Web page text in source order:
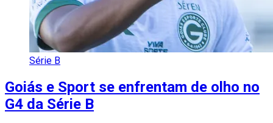
Série B
Goiás e Sport se enfrentam de olho no
G4 da Série B